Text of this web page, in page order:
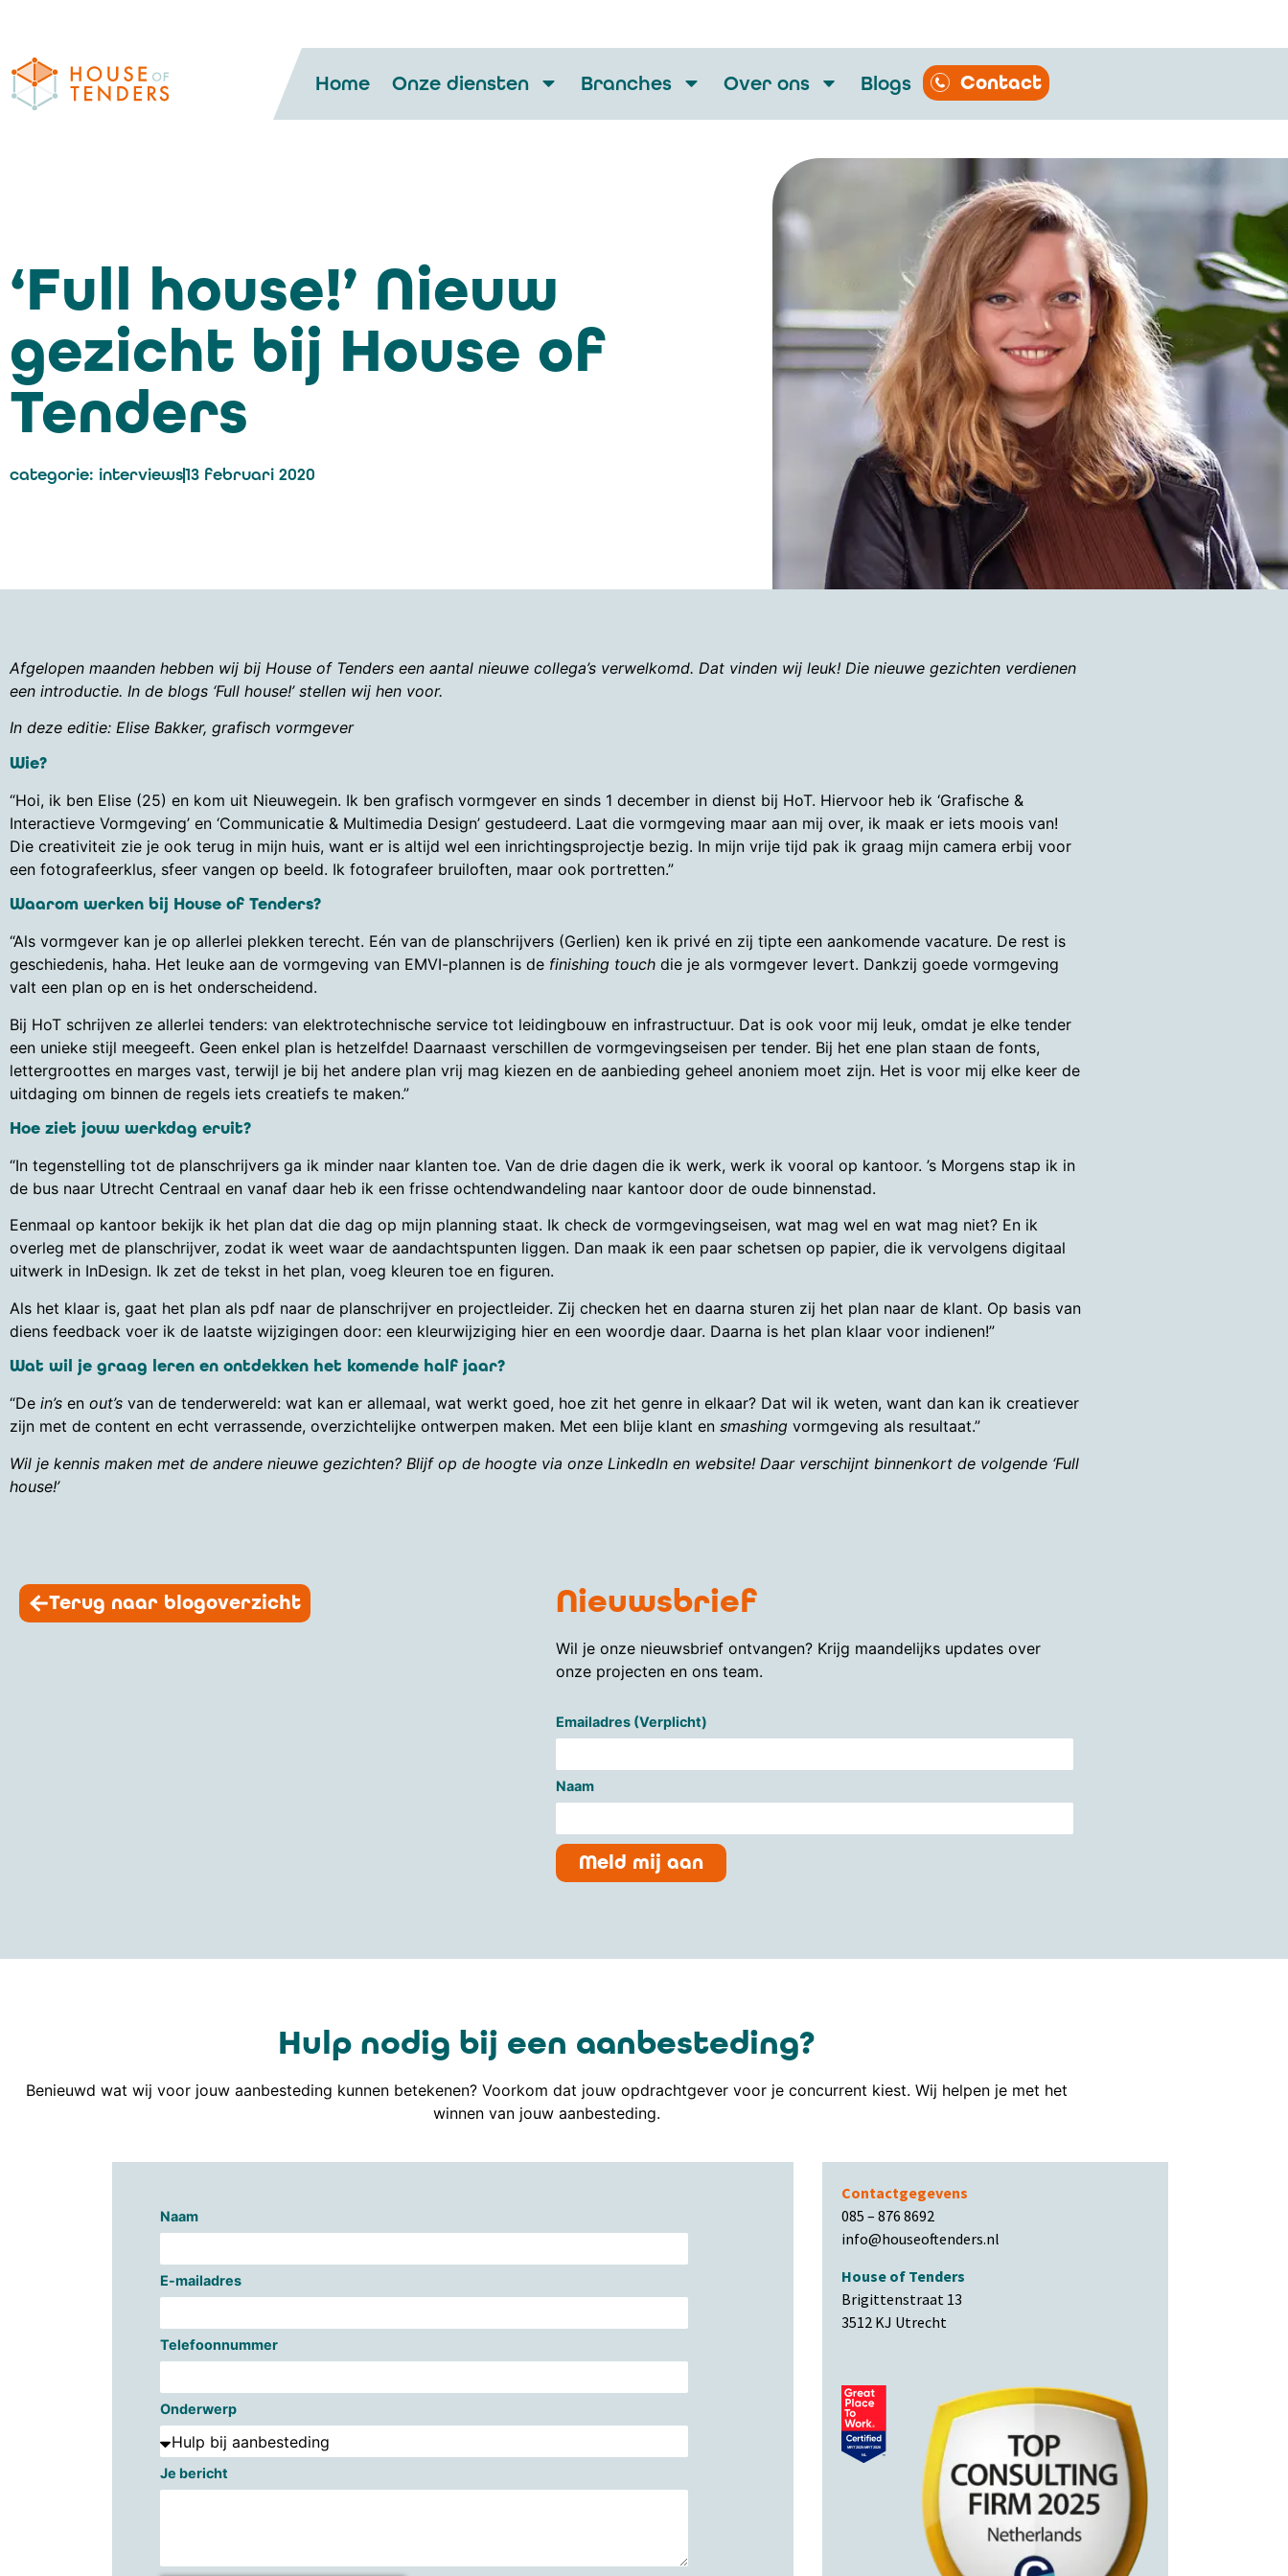
Home Onze diensten Branches Over ons Blogs Contact
‘Full house!’ Nieuw
gezicht bij House of
Tenders
categorie: interviews13 februari 2020
Afgelopen maanden hebben wij bij House of Tenders een aantal nieuwe collega’s verwelkomd. Dat vinden wij leuk! Die nieuwe gezichten verdienen
een introductie. In de blogs ‘Full house!’ stellen wij hen voor.
In deze editie: Elise Bakker, grafisch vormgever
Wie?
“Hoi, ik ben Elise (25) en kom uit Nieuwegein. Ik ben grafisch vormgever en sinds 1 december in dienst bij HoT. Hiervoor heb ik ‘Grafische &
Interactieve Vormgeving’ en ‘Communicatie & Multimedia Design’ gestudeerd. Laat die vormgeving maar aan mij over, ik maak er iets moois van!
Die creativiteit zie je ook terug in mijn huis, want er is altijd wel een inrichtingsprojectje bezig. In mijn vrije tijd pak ik graag mijn camera erbij voor
een fotografeerklus, sfeer vangen op beeld. Ik fotografeer bruiloften, maar ook portretten.”
Waarom werken bij House of Tenders?
“Als vormgever kan je op allerlei plekken terecht. Eén van de planschrijvers (Gerlien) ken ik privé en zij tipte een aankomende vacature. De rest is
geschiedenis, haha. Het leuke aan de vormgeving van EMVI-plannen is de finishing touch die je als vormgever levert. Dankzij goede vormgeving
valt een plan op en is het onderscheidend.
Bij HoT schrijven ze allerlei tenders: van elektrotechnische service tot leidingbouw en infrastructuur. Dat is ook voor mij leuk, omdat je elke tender
een unieke stijl meegeeft. Geen enkel plan is hetzelfde! Daarnaast verschillen de vormgevingseisen per tender. Bij het ene plan staan de fonts,
lettergroottes en marges vast, terwijl je bij het andere plan vrij mag kiezen en de aanbieding geheel anoniem moet zijn. Het is voor mij elke keer de
uitdaging om binnen de regels iets creatiefs te maken.”
Hoe ziet jouw werkdag eruit?
“In tegenstelling tot de planschrijvers ga ik minder naar klanten toe. Van de drie dagen die ik werk, werk ik vooral op kantoor. ’s Morgens stap ik in
de bus naar Utrecht Centraal en vanaf daar heb ik een frisse ochtendwandeling naar kantoor door de oude binnenstad.
Eenmaal op kantoor bekijk ik het plan dat die dag op mijn planning staat. Ik check de vormgevingseisen, wat mag wel en wat mag niet? En ik
overleg met de planschrijver, zodat ik weet waar de aandachtspunten liggen. Dan maak ik een paar schetsen op papier, die ik vervolgens digitaal
uitwerk in InDesign. Ik zet de tekst in het plan, voeg kleuren toe en figuren.
Als het klaar is, gaat het plan als pdf naar de planschrijver en projectleider. Zij checken het en daarna sturen zij het plan naar de klant. Op basis van
diens feedback voer ik de laatste wijzigingen door: een kleurwijziging hier en een woordje daar. Daarna is het plan klaar voor indienen!”
Wat wil je graag leren en ontdekken het komende half jaar?
“De in’s en out’s van de tenderwereld: wat kan er allemaal, wat werkt goed, hoe zit het genre in elkaar? Dat wil ik weten, want dan kan ik creatiever
zijn met de content en echt verrassende, overzichtelijke ontwerpen maken. Met een blije klant en smashing vormgeving als resultaat.”
Wil je kennis maken met de andere nieuwe gezichten? Blijf op de hoogte via onze LinkedIn en website! Daar verschijnt binnenkort de volgende ‘Full
house!’
Terug naar blogoverzicht Nieuwsbrief
Wil je onze nieuwsbrief ontvangen? Krijg maandelijks updates over
onze projecten en ons team.
Emailadres (Verplicht)
Naam
Meld mij aan
Hulp nodig bij een aanbesteding?
Benieuwd wat wij voor jouw aanbesteding kunnen betekenen? Voorkom dat jouw opdrachtgever voor je concurrent kiest. Wij helpen je met het
winnen van jouw aanbesteding.
Naam
E-mailadres
Telefoonnummer
Onderwerp
Je bericht
Contactgegevens
085 – 876 8692
info@houseoftenders.nl
House of Tenders
Brigittenstraat 13
3512 KJ Utrecht